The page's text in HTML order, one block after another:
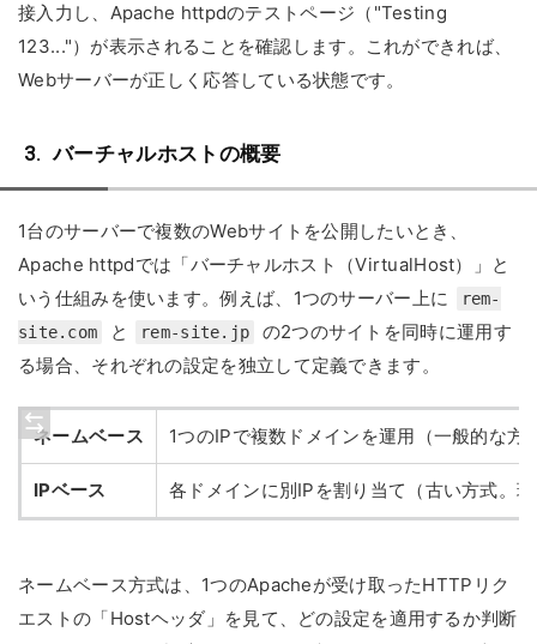
接入力し、Apache httpdのテストページ（"Testing
123..."）が表示されることを確認します。これができれば、
Webサーバーが正しく応答している状態です。
バーチャルホストの概要
1台のサーバーで複数のWebサイトを公開したいとき、
Apache httpdでは「バーチャルホスト（VirtualHost）」と
いう仕組みを使います。例えば、1つのサーバー上に
rem-
site.com
と rem-site.jp
の2つのサイトを同時に運用す
る場合、それぞれの設定を独立して定義できます。
ネームベース 1つのIPで複数ドメインを運用（一般的な方
IPベース 各ドメインに別IPを割り当て（古い方式。
ネームベース方式は、1つのApacheが受け取ったHTTPリク
エストの「Hostヘッダ」を見て、どの設定を適用するか判断